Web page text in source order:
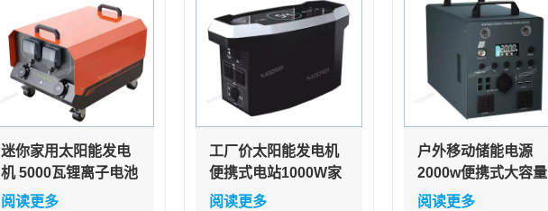
迷你家用太阳能发电
机 5000瓦锂离子电池
太阳能发电机 便携式
阅读更多
工厂价太阳能发电机
便携式电站1000W家
用户外露营用移动电
阅读更多
户外移动储能电源
2000w便携式大容量
家用应急电源自驾游
阅读更多